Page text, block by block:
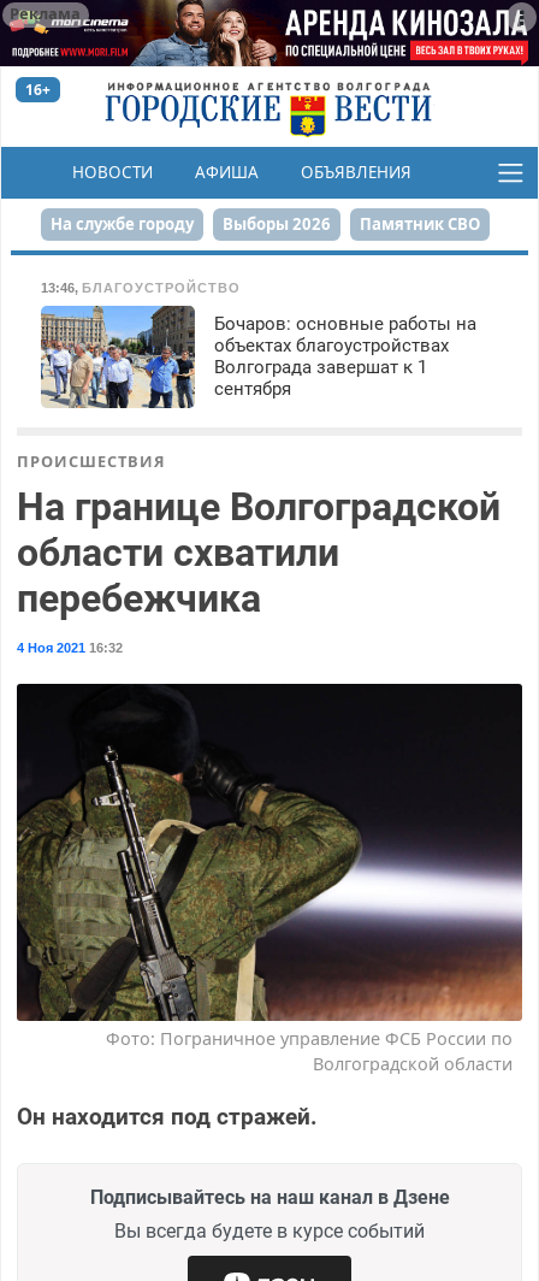
Реклама
16+
НОВОСТИ АФИША ОБЪЯВЛЕНИЯ
КОНКУРСЫ
На службе городу Выборы 2026 Памятник СВО
Сталинград в сердце
Набережная День Победы Реконструкция ЦПКиО
80-летие Победы Парк Героев-летчиков
13:46, БЛАГОУСТРОЙСТВО
Бочаров: основные работы на
объектах благоустройствах
Волгограда завершат к 1
сентября
ПРОИСШЕСТВИЯ
На границе Волгоградской
области схватили
перебежчика
4 Ноя 202116:32
Фото: Пограничное управление ФСБ России по
Волгоградской области
Он находится под стражей.
Подписывайтесь на наш канал в Дзене
Вы всегда будете в курсе событий